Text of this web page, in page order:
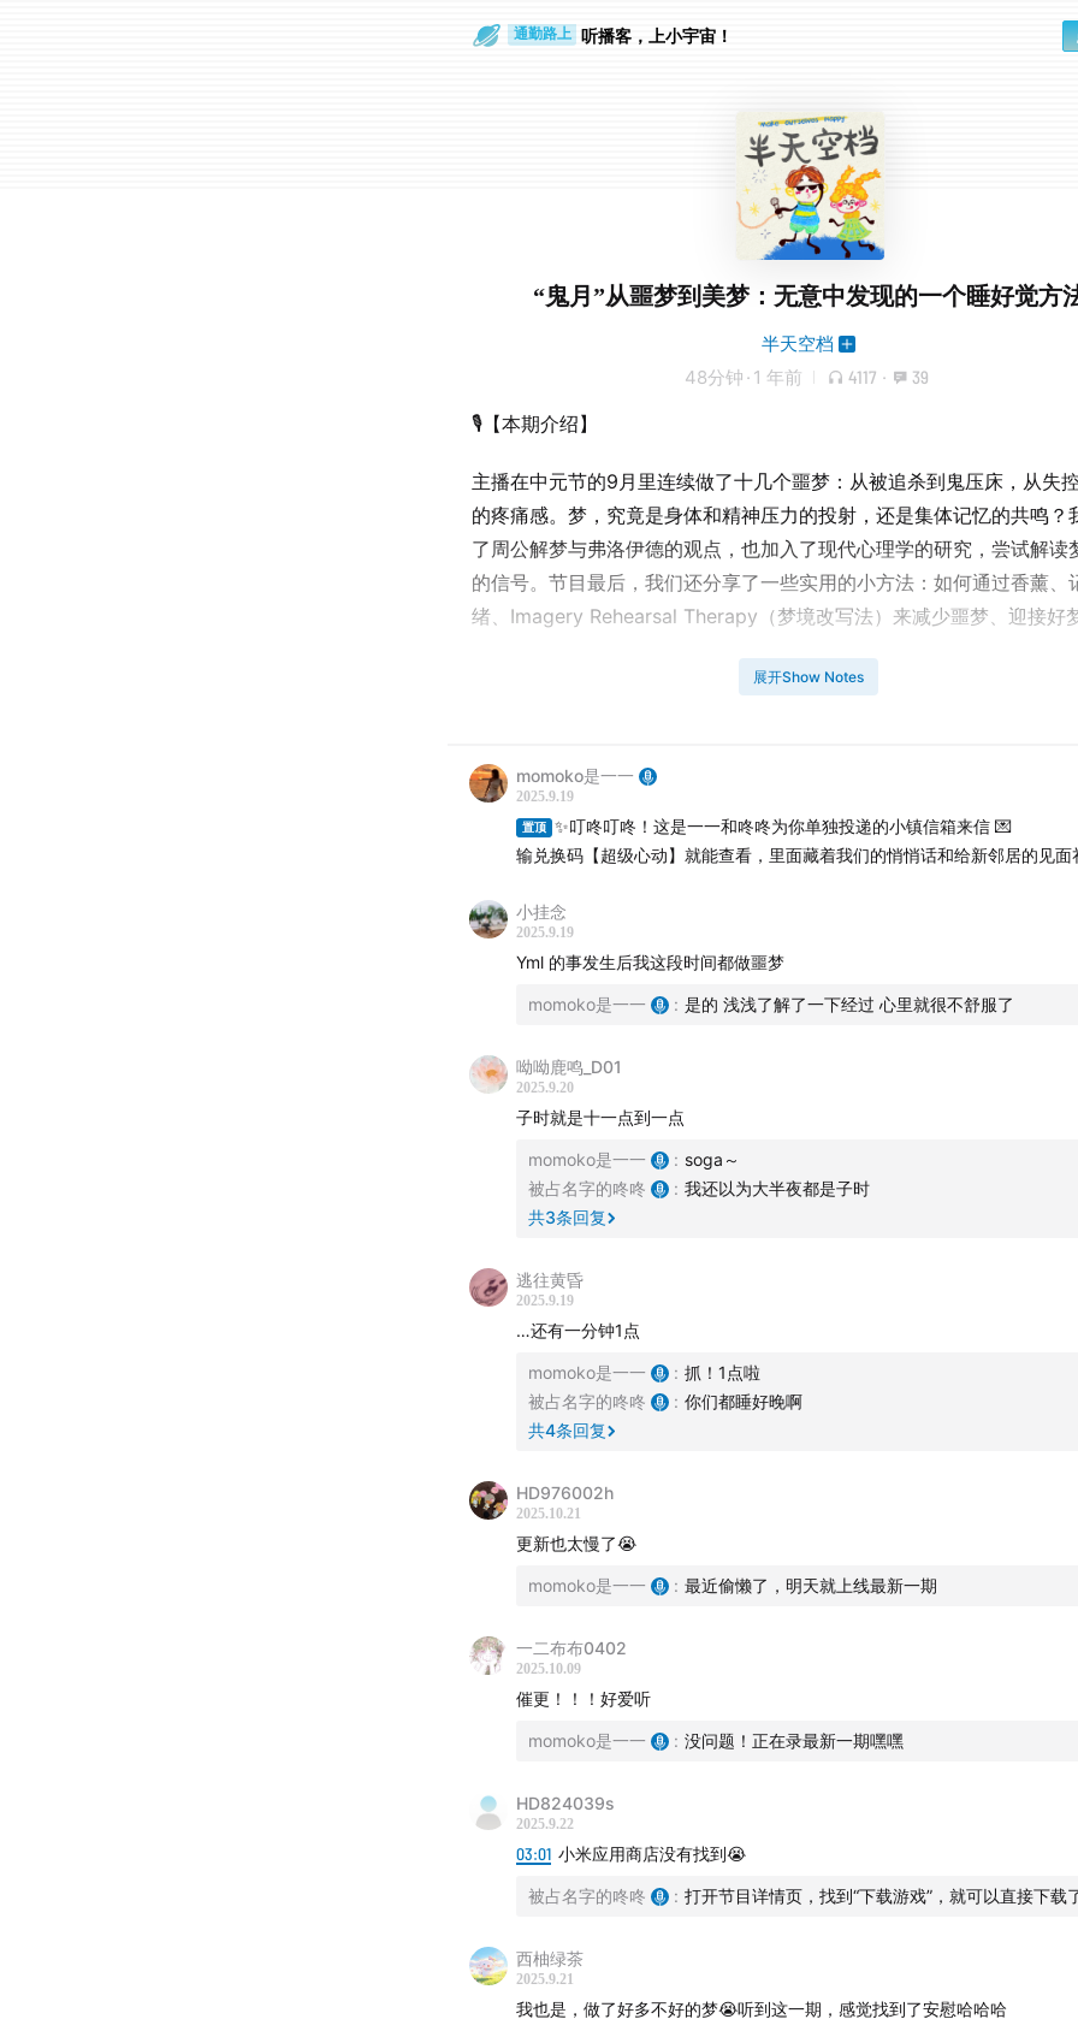
通勤路上 听播客，上小宇宙！
“鬼月”从噩梦到美梦：无意中发现的一个睡好觉方
半天空档
48分钟 · 1 年前 4117 · 39
🎙【本期介绍】
主播在中元节的9月里连续做了十几个噩梦：从被追杀到鬼压床，从失
的疼痛感。梦，究竟是身体和精神压力的投射，还是集体记忆的共鸣？
了周公解梦与弗洛伊德的观点，也加入了现代心理学的研究，尝试解读
的信号。节目最后，我们还分享了一些实用的小方法：如何通过香薰、
绪、Imagery Rehearsal Therapy（梦境改写法）来减少噩梦、迎接好梦
希望你在听完这一期后，能带着轻松与好奇，重新看看自己的夜晚与梦
【本期推荐】
本期节目由「心动小镇游戏」赞助播出
己的小世界？
通勤路上、睡前片刻，只要你打开《心动小镇》——这里四季静静轮转
暖相伴。
在这里，你可以：
🏡 从零开始搭建梦想中的家，从一座木屋到一片城堡，全部亲手创造；
🎣 沉浸钓鱼、种花、烹饪，在真正属于自己的节奏里，找回久违的从容
这里没有强制的任务，没有倒计时的焦虑，
现在进入心动小镇，治愈未来的自己～
来信并领取惊喜游戏礼包！
展开Show Notes
momoko是一一
2025.9.19
置顶
✨叮咚叮咚！这是一一和咚咚为你单独投递的小镇信箱来信 💌
输兑换码【超级心动】就能查看，里面藏着我们的悄悄话和给新邻居的见面
小挂念
2025.9.19
Yml 的事发生后我这段时间都做噩梦
momoko是一一 : 是的 浅浅了解了一下经过 心里就很不舒服了
呦呦鹿鸣_D01
2025.9.20
子时就是十一点到一点
momoko是一一 : soga～
被占名字的咚咚
: 我还以为大半夜都是子时
共3条回复
逃往黄昏
2025.9.19
…还有一分钟1点
momoko是一一 : 抓！1点啦
被占名字的咚咚
: 你们都睡好晚啊
共4条回复
HD976002h
2025.10.21
更新也太慢了😭
momoko是一一 : 最近偷懒了，明天就上线最新一期
一二布布0402
2025.10.09
催更！！！好爱听
momoko是一一 : 没问题！正在录最新一期嘿嘿
HD824039s
2025.9.22
03:01 小米应用商店没有找到😭
被占名字的咚咚 : 打开节目详情页，找到“下载游戏”，就可以直接下载
西柚绿茶
2025.9.21
我也是，做了好多不好的梦😭听到这一期，感觉找到了安慰哈哈哈